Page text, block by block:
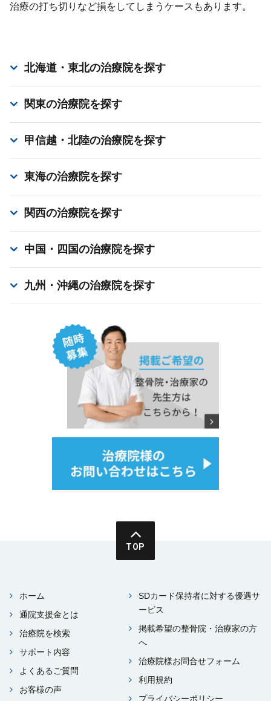
治療の打ち切りなど損をしてしまうケースもあります。
北海道・東北の治療院を探す
関東の治療院を探す
甲信越・北陸の治療院を探す
東海の治療院を探す
関西の治療院を探す
中国・四国の治療院を探す
九州・沖縄の治療院を探す
TOP
ホーム
通院⽀援⾦とは
治療院を検索
サポート内容
よくあるご質問
お客様の声
SDカード保持者に対する優遇サ
ービス
掲載希望の整⾻院・治療家の⽅
へ
治療院様お問合せフォーム
利⽤規約
プライバシーポリシー